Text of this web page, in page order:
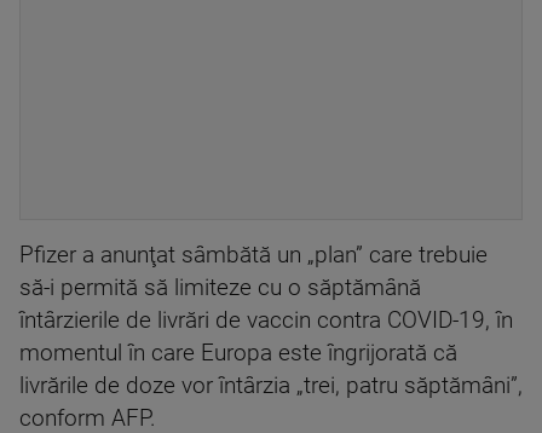
Pfizer a anunţat sâmbătă un „plan” care trebuie
să-i permită să limiteze cu o săptămână
întârzierile de livrări de vaccin contra COVID-19, în
momentul în care Europa este îngrijorată că
livrările de doze vor întârzia „trei, patru săptămâni”,
conform AFP.